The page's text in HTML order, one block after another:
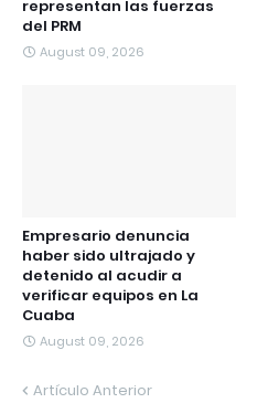
representan las fuerzas
del PRM
August 09, 2026
Empresario denuncia
haber sido ultrajado y
detenido al acudir a
verificar equipos en La
Cuaba
August 09, 2026
Artículo Anterior